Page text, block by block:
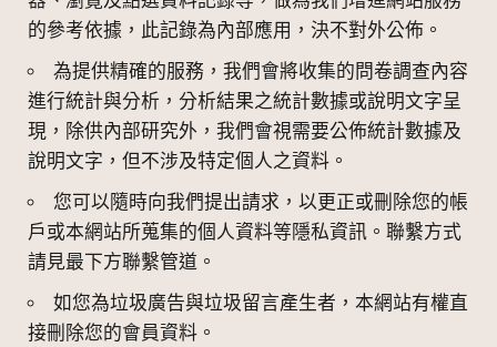
的參考依據，此記錄為內部應用，決不對外公佈。
為提供精確的服務，我們會將收集的問卷調查內容
進行統計與分析，分析結果之統計數據或說明文字呈
現，除供內部研究外，我們會視需要公佈統計數據及
說明文字，但不涉及特定個人之資料。
您可以隨時向我們提出請求，以更正或刪除您的帳
戶或本網站所蒐集的個人資料等隱私資訊。聯繫方式
請見最下方聯繫管道。
如您為垃圾廣告與垃圾留言產生者，本網站有權直
接刪除您的會員資料。